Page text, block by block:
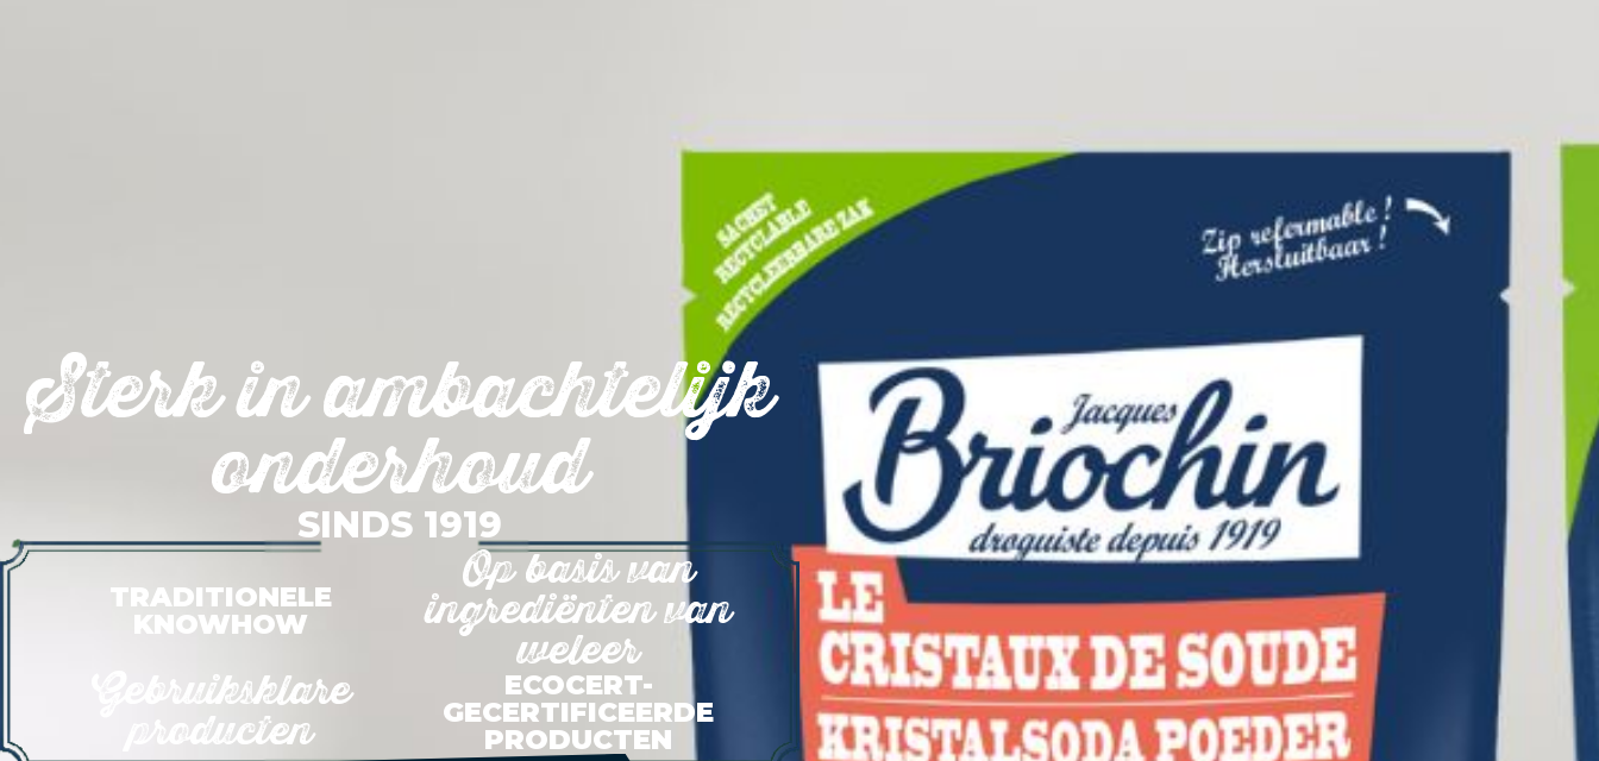
Sterk in ambachtelijk
onderhoud
SINDS 1919
TRADITIONELE
KNOWHOW
Op basis van
ingrediënten van
weleer
Gebruiksklare
producten
ECOCERT-
GECERTIFICEERDE
PRODUCTEN